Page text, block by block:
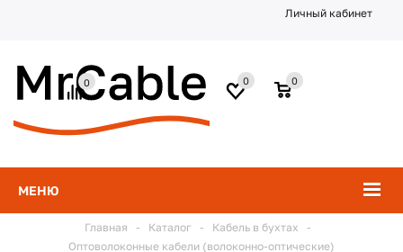
Личный кабинет
МЕНЮ
0
0
0
Главная - Каталог - Кабель в бухтах
-
Оптоволоконные кабели (волоконно-оптические)